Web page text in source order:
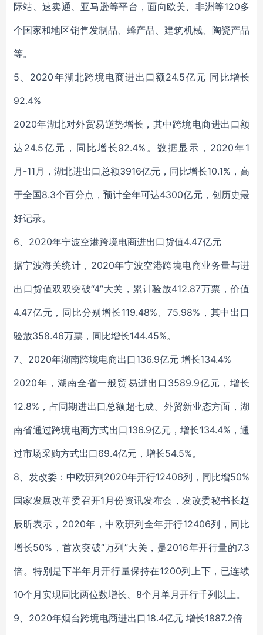
际站、速卖通、亚马逊等平台，面向欧美、非洲等120多
个国家和地区销售发制品、蜂产品、建筑机械、陶瓷产品
等。
5、2020年湖北跨境电商进出口额24.5亿元 同比增长
92.4%
2020年湖北对外贸易逆势增长，其中跨境电商进出口额
达24.5亿元，同比增长92.4%。数据显示，2020年1
月-11月，湖北进出口总额3916亿元，同比增长10.1%，高
于全国8.3个百分点，预计全年可达4300亿元，创历史最
好记录。
6、2020年宁波空港跨境电商进出口货值4.47亿元
据宁波海关统计，2020年宁波空港跨境电商业务量与进
出口货值双双突破“4”大关，累计验放412.87万票，价值
4.47亿元，同比分别增长119.48%、75.98%，其中出口
验放358.46万票，同比增长144.45%。
7、2020年湖南跨境电商出口136.9亿元 增长134.4%
2020年，湖南全省一般贸易进出口3589.9亿元，增长
12.8%，占同期进出口总额超七成。外贸新业态方面，湖
南省通过跨境电商方式出口136.9亿元，增长134.4%，通
过市场采购方式出口69.4亿元，增长54.5%。
8、发改委：中欧班列2020年开行12406列，同比增50%
国家发展改革委召开1月份资讯发布会，发改委秘书长赵
辰昕表示，2020年，中欧班列全年开行12406列，同比
增长50%，首次突破“万列”大关，是2016年开行量的7.3
倍。特别是下半年月开行量保持在1200列上下，已连续
10个月实现同比两位数增长、8个月单月开行千列以上。
9、2020年烟台跨境电商进出口18.4亿元 增长1887.2倍